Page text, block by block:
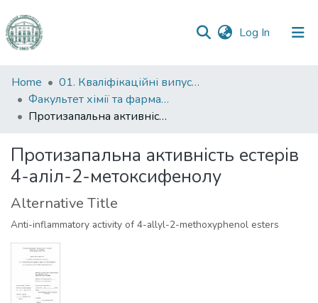
Log In (current)
Communities
&
Collections
Statistics
Home
01. Кваліфікаційні випускні роботи здобувачів вищої освіти
Факультет хімії та фармації
Протизапальна активність естерів 4-аліл-2-метоксифенолу
Протизапальна активність естерів
4-аліл-2-метоксифенолу
Alternative Title
Anti-inflammatory activity of 4-allyl-2-methoxyphenol esters